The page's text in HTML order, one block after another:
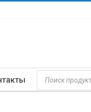
Поиск
Товаров